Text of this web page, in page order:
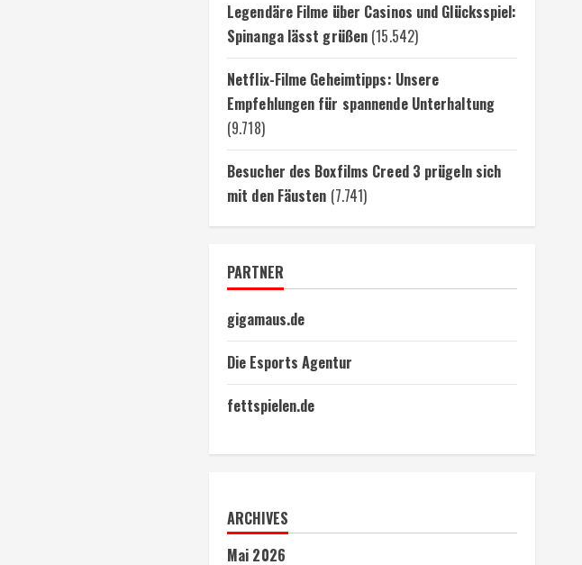
Legendäre Filme über Casinos und Glücksspiel:
Spinanga lässt grüßen (15.542)
Netflix-Filme Geheimtipps: Unsere
Empfehlungen für spannende Unterhaltung
(9.718)
Besucher des Boxfilms Creed 3 prügeln sich
mit den Fäusten (7.741)
PARTNER
gigamaus.de
Die Esports Agentur
fettspielen.de
ARCHIVES
Mai 2026